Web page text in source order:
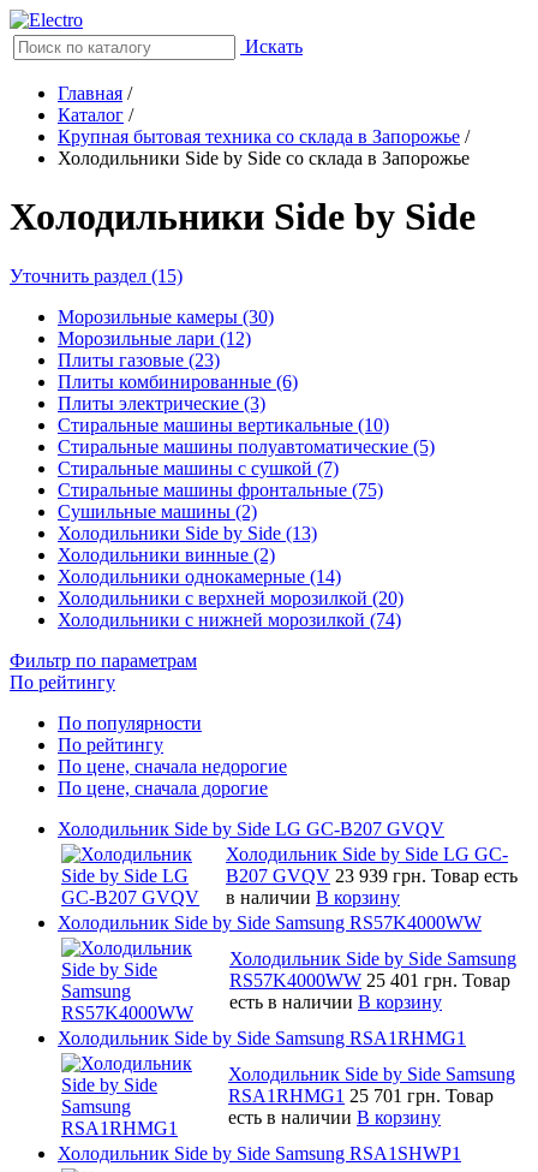
Искать
Главная /
Каталог /
Крупная бытовая техника со склада в Запорожье /
Холодильники Side by Side со склада в Запорожье
Холодильники Side by Side
Уточнить раздел (15)
Морозильные камеры (30)
Морозильные лари (12)
Плиты газовые (23)
Плиты комбинированные (6)
Плиты электрические (3)
Стиральные машины вертикальные (10)
Стиральные машины полуавтоматические (5)
Стиральные машины с сушкой (7)
Стиральные машины фронтальные (75)
Сушильные машины (2)
Холодильники Side by Side (13)
Холодильники винные (2)
Холодильники однокамерные (14)
Холодильники с верхней морозилкой (20)
Холодильники с нижней морозилкой (74)
Фильтр по параметрам
По рейтингу
По популярности
По рейтингу
По цене, сначала недорогие
По цене, сначала дорогие
Холодильник Side by Side LG GC-B207 GVQV
Холодильник Side by Side LG GC-
B207 GVQV 23 939 грн. Товар есть
в наличии В корзину
Холодильник Side by Side Samsung RS57K4000WW
Холодильник Side by Side Samsung
RS57K4000WW 25 401 грн. Товар
есть в наличии В корзину
Холодильник Side by Side Samsung RSA1RHMG1
Холодильник Side by Side Samsung
RSA1RHMG1 25 701 грн. Товар
есть в наличии В корзину
Холодильник Side by Side Samsung RSA1SHWP1